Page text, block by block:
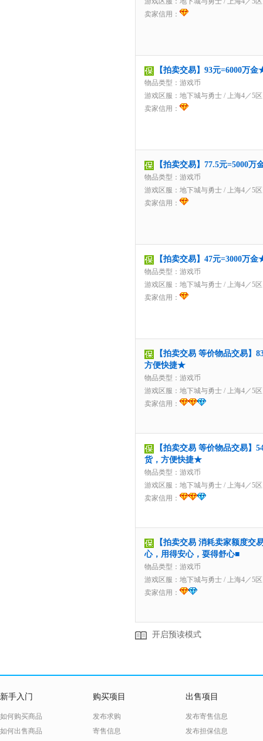
卖家信用：
【拍卖交易】93元=6000万
物品类型：游戏币
游戏区服： 地下城与勇士 / 上海4／5区
卖家信用：
【拍卖交易】77.5元=5000
物品类型：游戏币
游戏区服： 地下城与勇士 / 上海4／5区
卖家信用：
【拍卖交易】47元=3000万
物品类型：游戏币
游戏区服： 地下城与勇士 / 上海4／5区
卖家信用：
【拍卖交易 等价物品交易】
方便快捷★
物品类型：游戏币
游戏区服： 地下城与勇士 / 上海4／5区
卖家信用：
【拍卖交易 等价物品交易】
货，方便快捷★
物品类型：游戏币
游戏区服： 地下城与勇士 / 上海4／5区
卖家信用：
【拍卖交易 消耗卖家额度交
心，用得安心，耍得舒心■
物品类型：游戏币
游戏区服： 地下城与勇士 / 上海4／5区
卖家信用：
开启预读模式
新手入门
如何购买商品
如何出售商品
购买项目
发布求购
寄售信息
出售项目
发布寄售信息
发布担保信息